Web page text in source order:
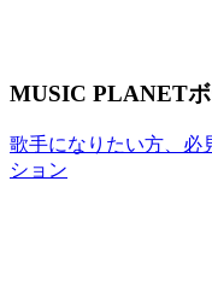
MUSIC PLANET
歌手になりたい方、必
ション